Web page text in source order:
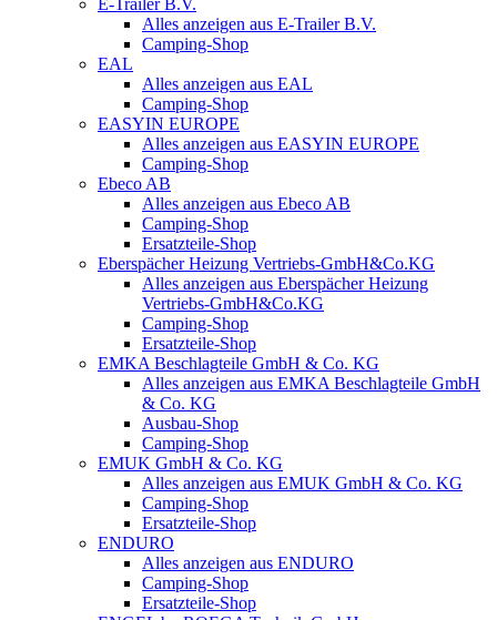
E-Trailer B.V.
Alles anzeigen aus E-Trailer B.V.
Camping-Shop
EAL
Alles anzeigen aus EAL
Camping-Shop
EASYIN EUROPE
Alles anzeigen aus EASYIN EUROPE
Camping-Shop
Ebeco AB
Alles anzeigen aus Ebeco AB
Camping-Shop
Ersatzteile-Shop
Eberspächer Heizung Vertriebs-GmbH&Co.KG
Alles anzeigen aus Eberspächer Heizung
Vertriebs-GmbH&Co.KG
Camping-Shop
Ersatzteile-Shop
EMKA Beschlagteile GmbH & Co. KG
Alles anzeigen aus EMKA Beschlagteile GmbH
& Co. KG
Ausbau-Shop
Camping-Shop
EMUK GmbH & Co. KG
Alles anzeigen aus EMUK GmbH & Co. KG
Camping-Shop
Ersatzteile-Shop
ENDURO
Alles anzeigen aus ENDURO
Camping-Shop
Ersatzteile-Shop